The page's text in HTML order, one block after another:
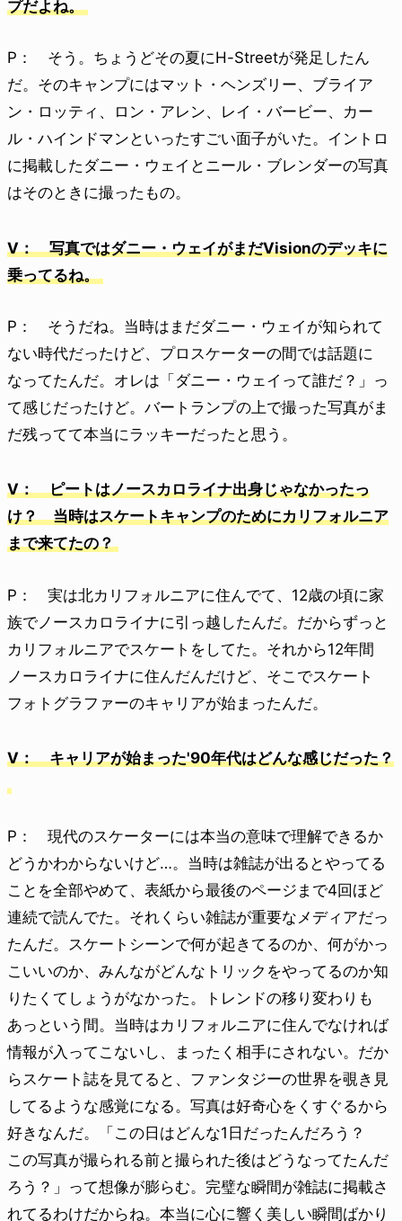
プだよね。
P： そう。ちょうどその夏にH-Streetが発足したん
だ。そのキャンプにはマット・ヘンズリー、ブライア
ン・ロッティ、ロン・アレン、レイ・バービー、カー
ル・ハインドマンといったすごい面子がいた。イントロ
に掲載したダニー・ウェイとニール・ブレンダーの写真
はそのときに撮ったもの。
V： 写真ではダニー・ウェイがまだVisionのデッキに
乗ってるね。
P： そうだね。当時はまだダニー・ウェイが知られて
ない時代だったけど、プロスケーターの間では話題に
なってたんだ。オレは「ダニー・ウェイって誰だ？」っ
て感じだったけど。バートランプの上で撮った写真がま
だ残ってて本当にラッキーだったと思う。
V： ピートはノースカロライナ出身じゃなかったっ
け？ 当時はスケートキャンプのためにカリフォルニア
まで来てたの？
P： 実は北カリフォルニアに住んでて、12歳の頃に家
族でノースカロライナに引っ越したんだ。だからずっと
カリフォルニアでスケートをしてた。それから12年間
ノースカロライナに住んだんだけど、そこでスケート
フォトグラファーのキャリアが始まったんだ。
V： キャリアが始まった'90年代はどんな感じだった？
P： 現代のスケーターには本当の意味で理解できるか
どうかわからないけど…。当時は雑誌が出るとやってる
ことを全部やめて、表紙から最後のページまで4回ほど
連続で読んでた。それくらい雑誌が重要なメディアだっ
たんだ。スケートシーンで何が起きてるのか、何がかっ
こいいのか、みんながどんなトリックをやってるのか知
りたくてしょうがなかった。トレンドの移り変わりも
あっという間。当時はカリフォルニアに住んでなければ
情報が入ってこないし、まったく相手にされない。だか
らスケート誌を見てると、ファンタジーの世界を覗き見
してるような感覚になる。写真は好奇心をくすぐるから
好きなんだ。「この日はどんな1日だったんだろう？
この写真が撮られる前と撮られた後はどうなってたんだ
ろう？」って想像が膨らむ。完璧な瞬間が雑誌に掲載さ
れてるわけだからね。本当に心に響く美しい瞬間ばかり